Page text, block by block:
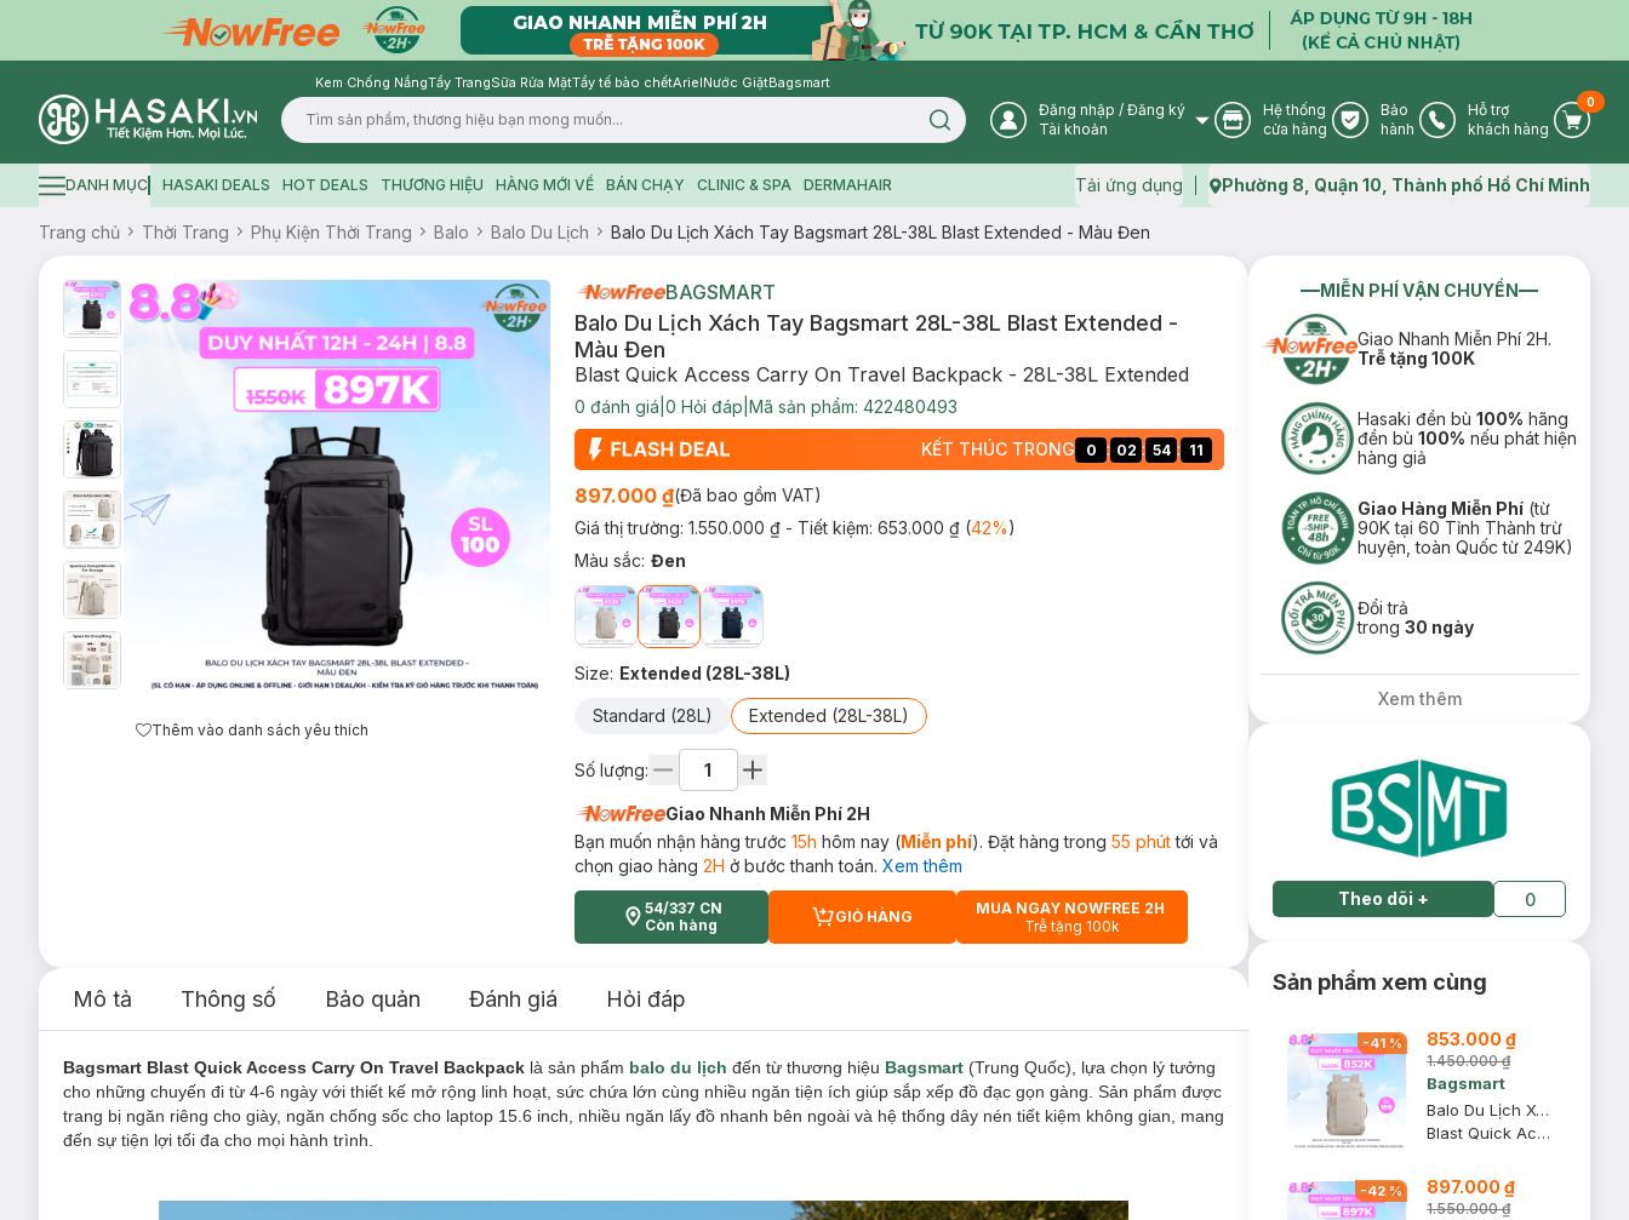
Kem Chống NắngTẩy TrangSữa Rửa MặtTẩy tế bào chếtArielNước GiặtBagsmart
Logo
Search icon User Icon
Đăng nhập / Đăng ký
Tài khoản
Store Icon
Hệ thống
cửa hàng
Warranty Icon
Bảo
hành
Phone Icon
Hỗ trợ
khách hàng
Cart
0
Hamburger icon
DANH MỤC HASAKI DEALS HOT DEALS THƯƠNG HIỆU HÀNG MỚI VỀ BÁN CHẠY CLINIC & SPA DERMAHAIR Tải ứng dụng Map icon
Phường 8, Quận 10, Thành phố Hồ Chí Minh
Trang chủ Thời Trang Phụ Kiện Thời Trang Balo Balo Du Lịch Balo Du Lịch Xách Tay Bagsmart 28L-38L Blast Extended - Màu Đen
Thêm vào danh sách yêu thích
BAGSMART
Balo Du Lịch Xách Tay Bagsmart 28L-38L Blast Extended -
Màu Đen
Blast Quick Access Carry On Travel Backpack - 28L-38L Extended
0 đánh giá 0 Hỏi đáp Mã sản phẩm: 422480493
KẾT THÚC TRONG 0 : 02 : 54 : 10
897.000 ₫(Đã bao gồm VAT)
Giá thị trường: 1.550.000 ₫ - Tiết kiệm: 653.000 ₫(42%)
Màu sắc: Đen
Size: Extended (28L-38L)
Standard (28L) Extended (28L-38L)
Số lượng:
Giao Nhanh Miễn Phí 2H
Bạn muốn nhận hàng trước 15h hôm nay (Miễn phí). Đặt hàng trong 55 phúttới và
chọn giao hàng 2H ở bước thanh toán. Xem thêm
54/337 CN
Còn hàng
CART PLUS ICON
GIỎ HÀNG
MUA NGAY NOWFREE 2H
Trễ tặng 100k
Mô tả Thông số Bảo quản Đánh giá Hỏi đáp
Bagsmart Blast Quick Access Carry On Travel Backpack là sản phẩm balo du lịch đến từ thương hiệu Bagsmart (Trung Quốc), lựa chọn lý tưởng
cho những chuyến đi từ 4-6 ngày với thiết kế mở rộng linh hoạt, sức chứa lớn cùng nhiều ngăn tiện ích giúp sắp xếp đồ đạc gọn gàng. Sản phẩm được
trang bị ngăn riêng cho giày, ngăn chống sốc cho laptop 15.6 inch, nhiều ngăn lấy đồ nhanh bên ngoài và hệ thống dây nén tiết kiệm không gian, mang
đến sự tiện lợi tối đa cho mọi hành trình.
MIỄN PHÍ VẬN CHUYỂN
Giao Nhanh Miễn Phí 2H.
Trễ tặng 100K
Hasaki đền bù100% hãng
đền bù100% nếu phát hiện
hàng giả
Giao Hàng Miễn Phí (từ
90K tại 60 Tỉnh Thành trừ
huyện, toàn Quốc từ 249K)
Đổi trả
trong30 ngày
Xem thêm
Theo dõi + 0
Sản phẩm xem cùng
-41% 853.000 ₫
1.450.000 ₫
Bagsmart
Balo Du Lịch Xách Tay Bagsmart 28L Blast Standard - Màu Be
Blast Quick Access Carry On Travel Backpack - 28L Standard
-42% 897.000 ₫
1.550.000 ₫